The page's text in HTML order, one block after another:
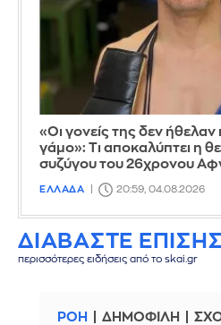
«Οι γονείς της δεν
γάμο»: Τι αποκαλύπτει η
συζύγου του 26χρονου
ΕΛΛΑΔΑ 20:59, 04.08.2026
ΔΙΑΒΑΣΤΕ ΕΠΙΣΗΣ
περισσότερες ειδήσεις από το skai.gr
ΡΟΗ ΔΗΜΟΦΙΛΗ